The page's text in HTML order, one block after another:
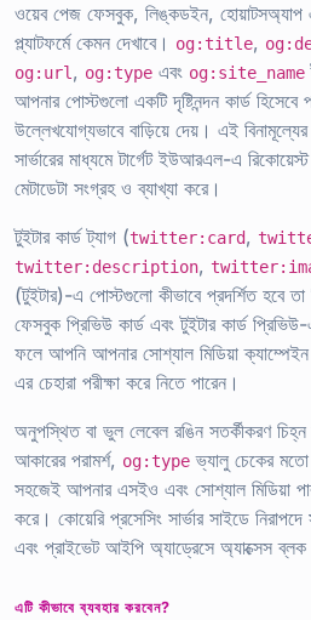
ওয়েব পেজ ফেসবুক, লিঙ্কডইন, হোয়াটসঅ্যাপ
প্ল্যাটফর্মে কেমন দেখাবে।
og:title,
og:url , og:type এবং og:site_name
আপনার পোস্টগুলো একটি দৃষ্টিনন্দন কার্ড
উল্লেখযোগ্যভাবে বাড়িয়ে দেয়। এই বিনামূল্যের
সার্ভারের মাধ্যমে টার্গেট ইউআরএল-এ
মেটাডেটা সংগ্রহ ও ব্যাখ্যা করে।
টুইটার কার্ড ট্যাগ (twitter:card,
twitter:description,
(টুইটার)-এ পোস্টগুলো কীভাবে প্রদর্শিত হবে তা
ফেসবুক প্রিভিউ কার্ড এবং টুইটার কার্ড
ফলে আপনি আপনার সোশ্যাল মিডিয়া
এর চেহারা পরীক্ষা করে নিতে পারেন।
অনুপস্থিত বা ভুল লেবেল রঙিন সতর্কীকরণ চিহ্ন
আকারের পরামর্শ, og:type ভ্যালু চেকের
সহজেই আপনার এসইও এবং সোশ্যাল মিডিয়া
করে। কোয়েরি প্রসেসিং সার্ভার সাইডে
এবং প্রাইভেট আইপি অ্যাড্রেসে অ্যাক্সেস ব্লক
এটি কীভাবে ব্যবহার করবেন?